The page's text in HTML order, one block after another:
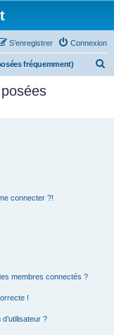
Connexion
S’enregistrer
fréquemment)
connecter ?!
membres connectés ?
!
?